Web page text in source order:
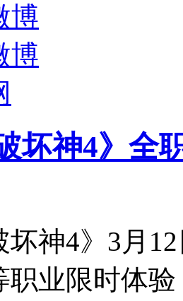
博
博
坏神4》全
坏神4》3月
职业限时体